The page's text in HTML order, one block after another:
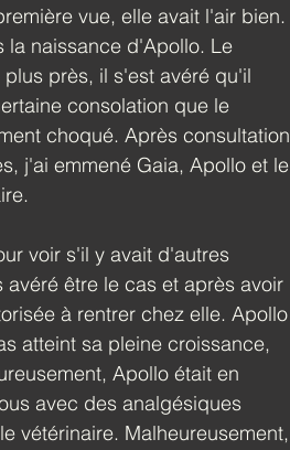
vue, elle avait l'air bien.
la naissance d'Apollo. Le
près, il s'est avéré qu'il
consolation que le
choqué. Après consultation
j'ai emmené Gaia, Apollo et le
voir s'il y avait d'autres
avéré être le cas et après avoir
à rentrer chez elle. Apollo
atteint sa pleine croissance,
Apollo était en
avec des analgésiques
vétérinaire. Malheureusement,